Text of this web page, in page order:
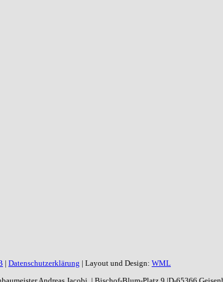
| Datenschutzerklärung | Layout und Design: WML